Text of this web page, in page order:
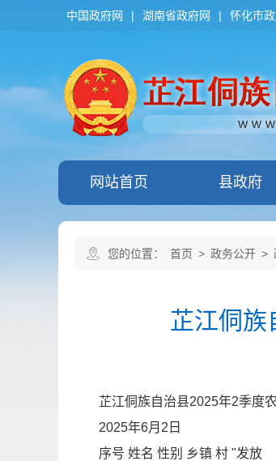
中国政府网 | 湖南省政府网 | 怀化市
网站首页 县政府
您的位置： 首页 > 政务公开 >
芷江侗族
芷江侗族自治县2025年2季度
2025年6月2日
序号 姓名 性别 乡镇 村 "发放